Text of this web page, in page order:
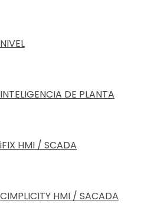
NIVEL
INTELIGENCIA DE PLANTA
iFIX HMI / SCADA
CIMPLICITY HMI / SACADA